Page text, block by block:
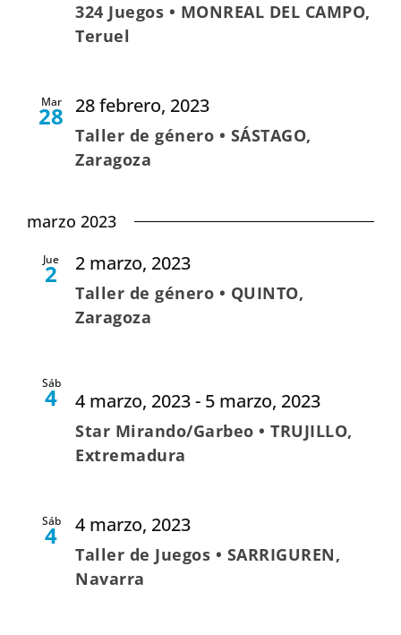
324 Juegos • MONREAL DEL CAMPO,
Teruel
Mar
28 28 febrero, 2023
Taller de género • SÁSTAGO,
Zaragoza
marzo 2023
Jue
2 2 marzo, 2023
Taller de género • QUINTO,
Zaragoza
Sáb
4 4 marzo, 2023- 5 marzo, 2023
Star Mirando/Garbeo • TRUJILLO,
Extremadura
Sáb
4 4 marzo, 2023
Taller de Juegos • SARRIGUREN,
Navarra